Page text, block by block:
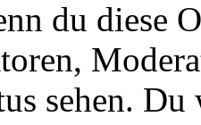
du diese
sehen.